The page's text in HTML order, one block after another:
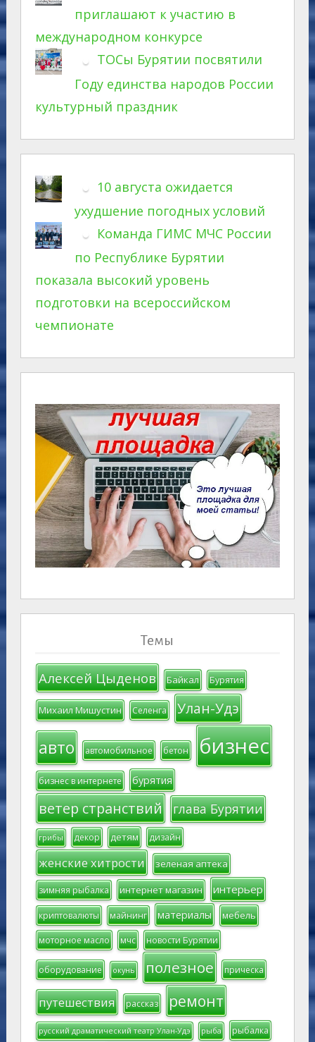
приглашают к участию в
международном конкурсе
ТОСы Бурятии посвятили
Году единства народов России
культурный праздник
10 августа ожидается
ухудшение погодных условий
Команда ГИМС МЧС России
по Республике Бурятии
показала высокий уровень
подготовки на всероссийском
чемпионате
Темы
Алексей Цыденов Байкал Бурятия
Михаил Мишустин Селенга Улан-Удэ
авто автомобильное бетон бизнес
бизнес в интернете бурятия
ветер странствий глава Бурятии
грибы декор детям дизайн
женские хитрости зеленая аптека
зимняя рыбалка интернет магазин интерьер
криптовалюты майнинг материалы мебель
моторное масло мчс новости Бурятии
оборудование окунь полезное прическа
путешествия рассказ ремонт
русский драматический театр Улан-Удэ рыба рыбалка